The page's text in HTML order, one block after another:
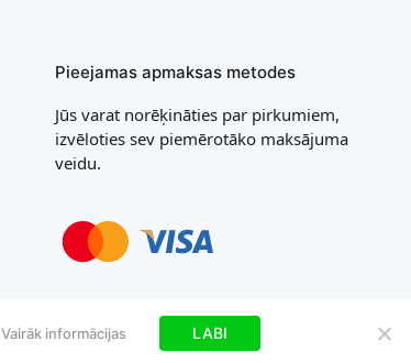
Pieejamas apmaksas metodes
Jūs varat norēķināties par pirkumiem,
izvēloties sev piemērotāko maksājuma
veidu.
Vairāk informācijas LABI